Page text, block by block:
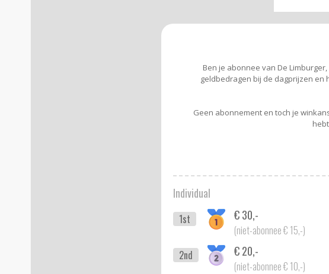
Ben je abonnee van De
geldbedragen bij de dagprijzen en
Geen abonnement en toch je
Individual
1st € 30,-
(niet-abonnee € 15,-)
2nd
€ 20,-
(niet-abonnee € 10,-)